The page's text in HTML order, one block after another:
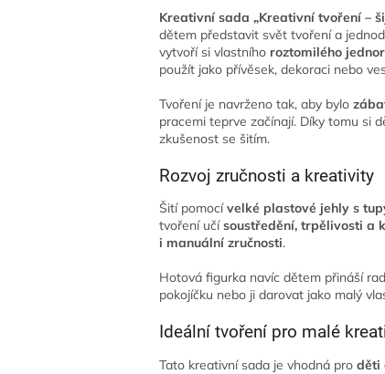
Kreativní sada „Kreativní tvoření –
dětem představit svět tvoření a
vytvoří si vlastního roztomilého
použít jako přívěsek, dekoraci nebo
Tvoření je navrženo tak, aby bylo
pracemi teprve začínají. Díky tomu si
zkušenost se šitím.
Rozvoj zručnosti a kreativity
Šití pomocívelké plastové jehly s
tvoření učísoustředění, trpělivosti a
i manuální zručnosti.
Hotová figurka navíc dětem přináší
pokojíčku nebo ji darovat jako malý
Ideální tvoření pro malé
Tato kreativní sada je vhodná proděti